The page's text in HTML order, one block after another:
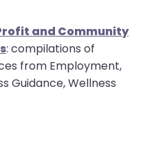
and Community
: compilations of
from Employment,
Guidance, Wellness